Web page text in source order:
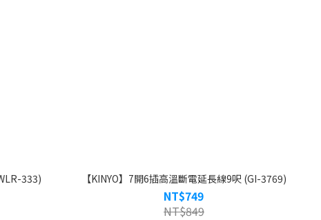
333) 【KINYO】7開6插高溫斷電延長線9呎 (GI-3769)
NT$749
NT$849